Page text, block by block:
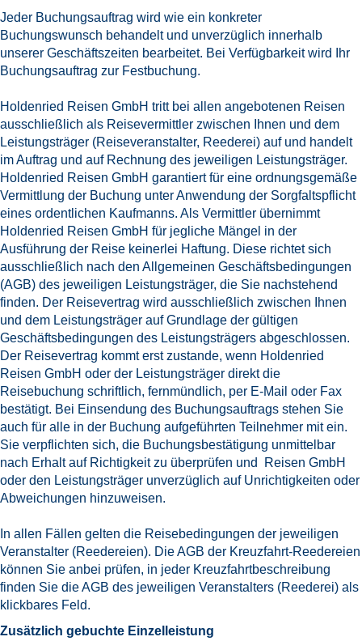
Jeder Buchungsauftrag wird wie ein konkreter
Buchungswunsch behandelt und unverzüglich innerhalb
unserer Geschäftszeiten bearbeitet. Bei Verfügbarkeit wird Ihr
Buchungsauftrag zur Festbuchung.
Holdenried Reisen GmbH tritt bei allen angebotenen Reisen
ausschließlich als Reisevermittler zwischen Ihnen und dem
Leistungsträger (Reiseveranstalter, Reederei) auf und handelt
im Auftrag und auf Rechnung des jeweiligen Leistungsträger.
Holdenried Reisen GmbH garantiert für eine ordnungsgemäße
Vermittlung der Buchung unter Anwendung der Sorgfaltspflicht
eines ordentlichen Kaufmanns. Als Vermittler übernimmt
Holdenried Reisen GmbH für jegliche Mängel in der
Ausführung der Reise keinerlei Haftung. Diese richtet sich
ausschließlich nach den Allgemeinen Geschäftsbedingungen
(AGB) des jeweiligen Leistungsträger, die Sie nachstehend
finden. Der Reisevertrag wird ausschließlich zwischen Ihnen
und dem Leistungsträger auf Grundlage der gültigen
Geschäftsbedingungen des Leistungsträgers abgeschlossen.
Der Reisevertrag kommt erst zustande, wenn Holdenried
Reisen GmbH oder der Leistungsträger direkt die
Reisebuchung schriftlich, fernmündlich, per E-Mail oder Fax
bestätigt. Bei Einsendung des Buchungsauftrags stehen Sie
auch für alle in der Buchung aufgeführten Teilnehmer mit ein.
Sie verpflichten sich, die Buchungsbestätigung unmittelbar
nach Erhalt auf Richtigkeit zu überprüfen und Reisen GmbH
oder den Leistungsträger unverzüglich auf Unrichtigkeiten oder
Abweichungen hinzuweisen.
In allen Fällen gelten die Reisebedingungen der jeweiligen
Veranstalter (Reedereien). Die AGB der Kreuzfahrt-Reedereien
können Sie anbei prüfen, in jeder Kreuzfahrtbeschreibung
finden Sie die AGB des jeweiligen Veranstalters (Reederei) als
klickbares Feld.
Zusätzlich gebuchte Einzelleistung